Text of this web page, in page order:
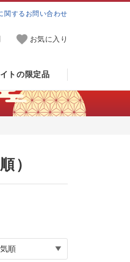
関するお問い合わせ
お気に入り
トの限定品
）